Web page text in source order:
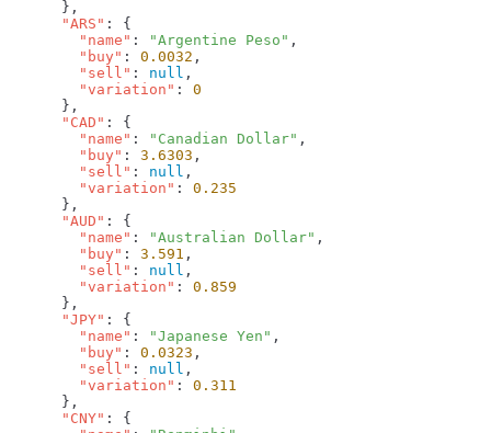
      "ARS"
        "name"
: "Argentine Peso"
        "buy"
: 0.0032
        "sell"
: null
        "variation"
:
      "CAD"
        "name"
: "Canadian Dollar"
        "buy"
: 3.6303
        "sell"
: null
        "variation"
:
      "AUD"
        "name"
: "Australian Dollar"
        "buy"
: 3.591
        "sell"
: null
        "variation"
:
      "JPY"
        "name"
: "Japanese Yen"
        "buy"
: 0.0323
        "sell"
: null
        "variation"
:
      "CNY"